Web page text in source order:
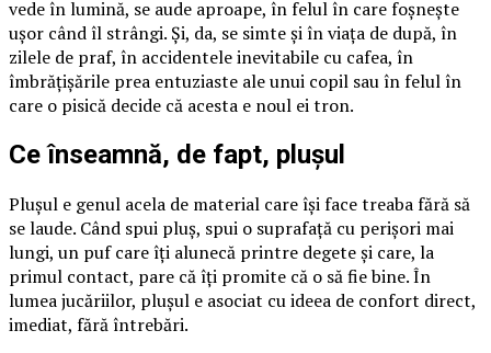
vede în lumină, se aude aproape, în felul în care foșnește
ușor când îl strângi. Și, da, se simte și în viața de după, în
zilele de praf, în accidentele inevitabile cu cafea, în
îmbrățișările prea entuziaste ale unui copil sau în felul în
care o pisică decide că acesta e noul ei tron.
Ce înseamnă, de fapt, plușul
Plușul e genul acela de material care își face treaba fără să
se laude. Când spui pluș, spui o suprafață cu perișori mai
lungi, un puf care îți alunecă printre degete și care, la
primul contact, pare că îți promite că o să fie bine. În
lumea jucăriilor, plușul e asociat cu ideea de confort direct,
imediat, fără întrebări.